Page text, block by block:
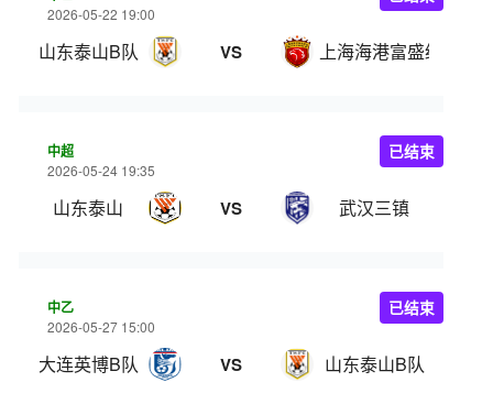
2026-05-22 19:00
山东泰山B队 VS 上海海港富盛经开
中超
2026-05-24 19:35
山东泰山 VS 武汉三镇
已结束
中乙
2026-05-27 15:00
大连英博B队 VS 山东泰山B队
已结束